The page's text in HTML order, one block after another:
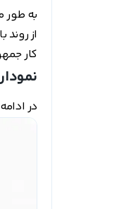
از
کار
نمودار
در